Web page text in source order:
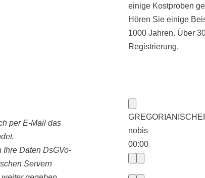
per E-Mail das
Daten DsGVo-
Servern
einige Kostproben
Hören Sie einige
1000 Jahren. Über
Registrierung.
nobis
00:00